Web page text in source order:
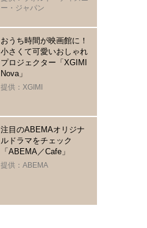
ー・ジャパン
おうち時間が映画館に！
小さくて可愛いおしゃれ
プロジェクター「XGIMI
Nova」
提供：XGIMI
注目のABEMAオリジナ
ルドラマをチェック
「ABEMA／Cafe」
提供：ABEMA